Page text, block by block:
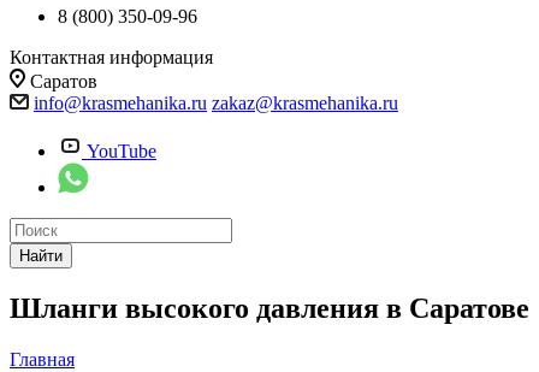
8 (800) 350-09-96
Контактная информация
Саратов
info@krasmehanika.ru zakaz@krasmehanika.ru
YouTube
Найти
Шланги высокого давления в Саратове
Главная